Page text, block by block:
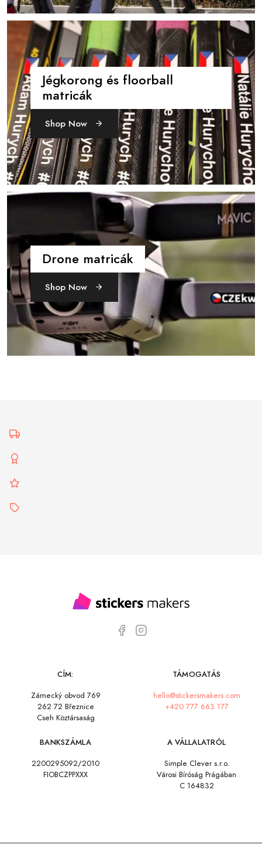
Jégkorong és floorball
matricák
Shop Now
Drone matricák
Shop Now
CÍM:
Zámecký obvod 769
262 72 Březnice
Cseh Köztársaság
TÁMOGATÁS
hello@stickersmakers.com
+420 777 663 177
BANKSZÁMLA
2200295092/2010
FIOBCZPPXXX
A VÁLLALATRÓL
Simple Clever s.r.o.
Városi Bíróság Prágában
C 164832